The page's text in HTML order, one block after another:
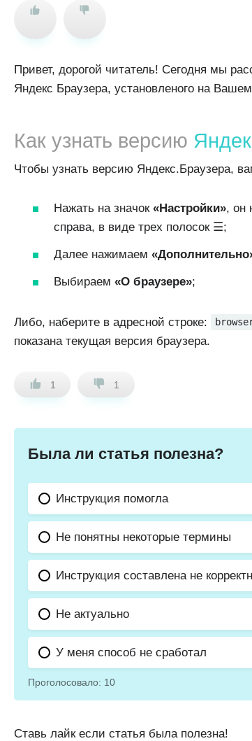
Привет, дорогой читатель! Сегодня мы
Яндекс Браузера, установленого на
Как узнать версию
Чтобы узнать версию Яндекс.Браузера,
Нажать на значок «Настройки», он
справа, в виде трех полосок ☰;
Далее нажимаем
Выбираем «О браузере»;
Либо, наберите в адресной строке:
показана текущая версия браузера.
1 1
Была ли статья полезна?
Инструкция помогла
Не понятны некоторые термины
Инструкция составлена не
Не актуально
У меня способ не сработал
Проголосовало: 10
Ставь лайк если статья была полезна!